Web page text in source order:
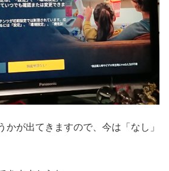
かが出てきますので、今は「なし」